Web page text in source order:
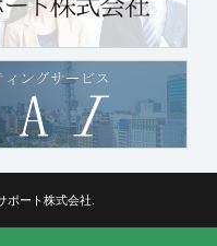
ポート株式会社.